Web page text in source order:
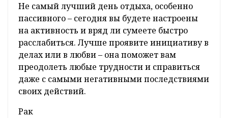
Не самый лучший день отдыха, особенно
пассивного – сегодня вы будете настроены
на активность и вряд ли сумеете быстро
расслабиться. Лучше проявите инициативу в
делах или в любви – она поможет вам
преодолеть любые трудности и справиться
даже с самыми негативными последствиями
своих действий.
Рак